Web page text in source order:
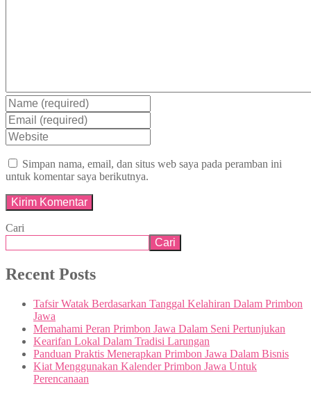
Simpan nama, email, dan situs web saya pada peramban ini
untuk komentar saya berikutnya.
Cari
Cari
Recent Posts
Tafsir Watak Berdasarkan Tanggal Kelahiran Dalam Primbon
Jawa
Memahami Peran Primbon Jawa Dalam Seni Pertunjukan
Kearifan Lokal Dalam Tradisi Larungan
Panduan Praktis Menerapkan Primbon Jawa Dalam Bisnis
Kiat Menggunakan Kalender Primbon Jawa Untuk
Perencanaan